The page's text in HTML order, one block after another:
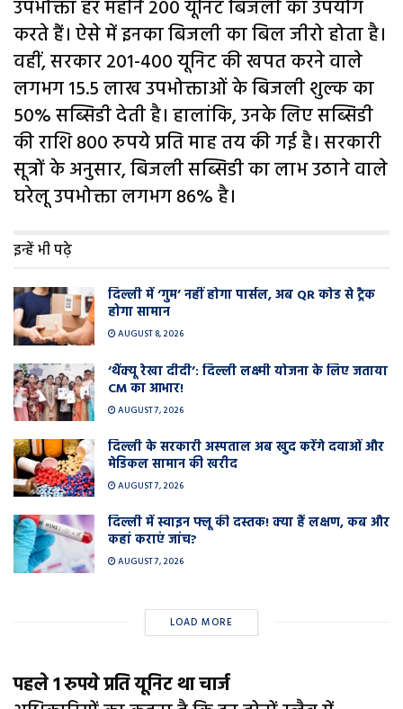
उपभोक्ता हर महीने 200 यूनिट बिजली का उपयोग
करते हैं। ऐसे में इनका बिजली का बिल जीरो होता है।
वहीं, सरकार 201-400 यूनिट की खपत करने वाले
लगभग 15.5 लाख उपभोक्ताओं के बिजली शुल्क का
50% सब्सिडी देती है। हालांकि, उनके लिए सब्सिडी
की राशि 800 रुपये प्रति माह तय की गई है। सरकारी
सूत्रों के अनुसार, बिजली सब्सिडी का लाभ उठाने वाले
घरेलू उपभोक्ता लगभग 86% है।
इन्हें भी पढ़े
दिल्ली में ‘गुम’ नहीं होगा पार्सल, अब QR कोड से ट्रैक
होगा सामान
AUGUST 8, 2026
‘थैंक्यू रेखा दीदी’: दिल्ली लक्ष्मी योजना के लिए जताया
CM का आभार!
AUGUST 7, 2026
दिल्ली के सरकारी अस्पताल अब खुद करेंगे दवाओं और
मेडिकल सामान की खरीद
AUGUST 7, 2026
दिल्ली में स्वाइन फ्लू की दस्तक! क्या हैं लक्षण, कब और
कहां कराएं जांच?
AUGUST 7, 2026
LOAD MORE
पहले 1 रुपये प्रति यूनिट था चार्ज